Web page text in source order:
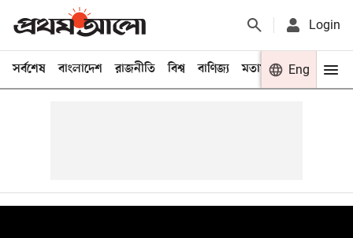
Login
সর্বশেষ বাংলাদেশ রাজনীতি বিশ্ব বাণিজ্য মতামত খেলা
Eng